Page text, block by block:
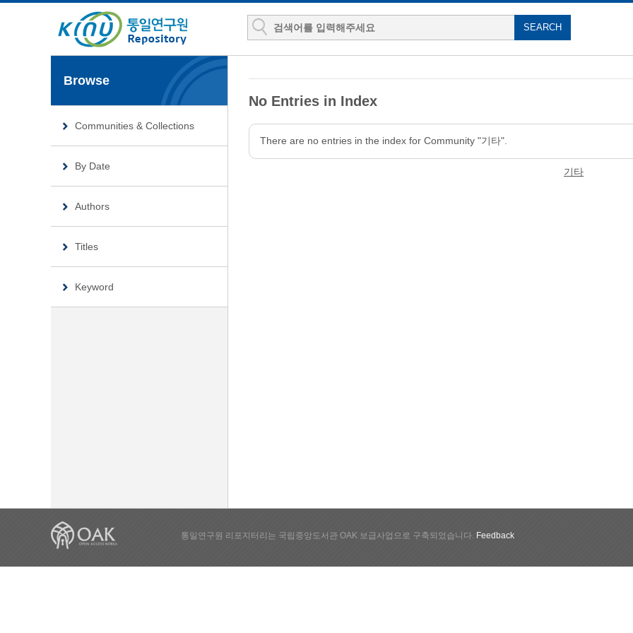
Browse
Communities & Collections
By Date
Authors
Titles
Keyword
No Entries in Index
There are no entries in the index for Community "기타".
기타
통일연구원 리포지터리는 국립중앙도서관 OAK 보급사업으로 구축되었습니다. Feedback